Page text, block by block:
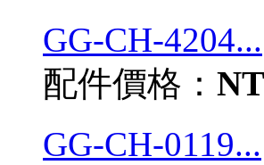
GG-CH-4204...
配件價格：
GG-CH-0119...